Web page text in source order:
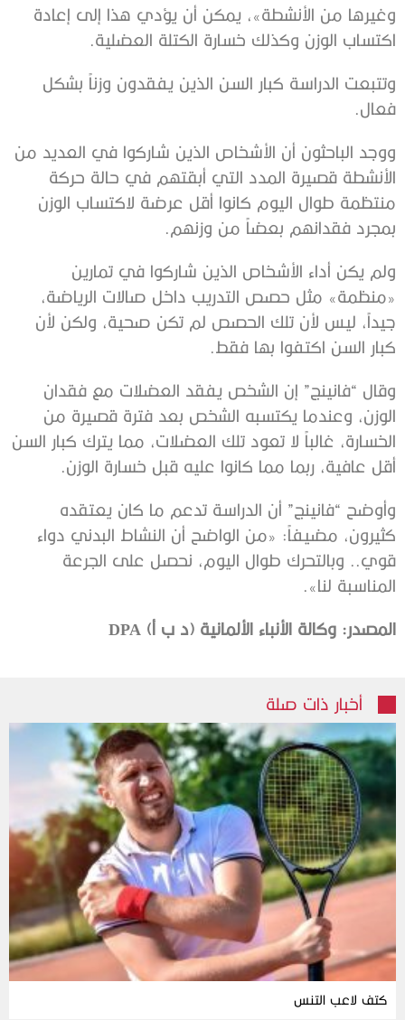
وغيرها من الأنشطة»، يمكن أن يؤدي هذا إلى إعادة
اكتساب الوزن وكذلك خسارة الكتلة العضلية.
وتتبعت الدراسة كبار السن الذين يفقدون وزناً بشكل
فعال.
ووجد الباحثون أن الأشخاص الذين شاركوا في العديد من
الأنشطة قصيرة المدد التي أبقتهم في حالة حركة
منتظمة طوال اليوم كانوا أقل عرضة لاكتساب الوزن
بمجرد فقدانهم بعضاً من وزنهم.
ولم يكن أداء الأشخاص الذين شاركوا في تمارين
«منظمة» مثل حصص التدريب داخل صالات الرياضة،
جيداً، ليس لأن تلك الحصص لم تكن صحية، ولكن لأن
كبار السن اكتفوا بها فقط.
وقال “فانينج” إن الشخص يفقد العضلات مع فقدان
الوزن، وعندما يكتسبه الشخص بعد فترة قصيرة من
الخسارة، غالباً لا تعود تلك العضلات، مما يترك كبار السن
أقل عافية، ربما مما كانوا عليه قبل خسارة الوزن.
وأوضح “فانينج” أن الدراسة تدعم ما كان يعتقده
كثيرون، مضيفاً: «من الواضح أن النشاط البدني دواء
قوي.. وبالتحرك طوال اليوم، نحصل على الجرعة
المناسبة لنا».
المصدر: وكالة الأنباء الألمانية (د ب أ) DPA
أخبار ذات صلة
كتف لاعب التنس